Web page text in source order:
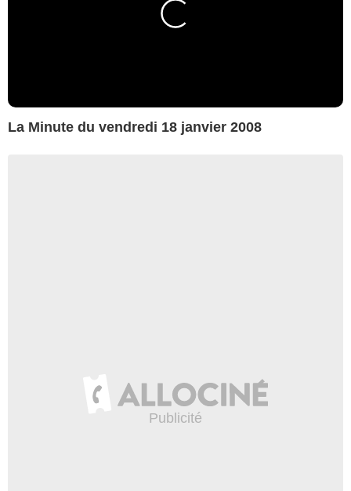
La Minute du vendredi 18 janvier 2008